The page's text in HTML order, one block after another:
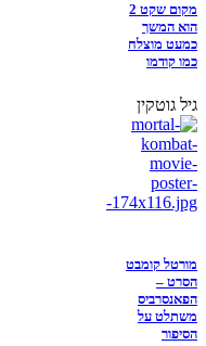
מקום שקט 2
הוא המשך
כמעט מוצלח
כמו קודמו
גיל גוטקין
מורטל קומבט
הסרט –
הפאנסרביס
משתלט על
הסיפור